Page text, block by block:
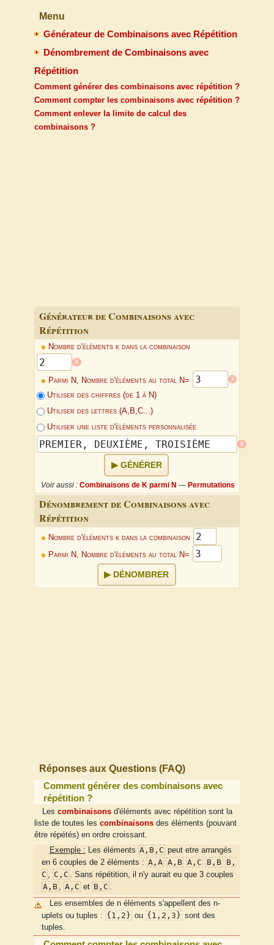
Menu
Générateur de Combinaisons avec Répétition
Dénombrement de Combinaisons avec
Répétition
Comment générer des combinaisons avec répétition ?
Comment compter les combinaisons avec répétition ?
Comment enlever la limite de calcul des
combinaisons ?
Générateur de Combinaisons avec
Répétition
Nombre d'éléments k dans la combinaison
x
Parmi N, Nombre d'éléments au total N=
x
Utiliser des chiffres (de 1 à N)
Utiliser des lettres (A,B,C...)
Utiliser une liste d'éléments personnalisée
x
GÉNÉRER
Voir aussi : Combinaisons de K parmi N — Permutations
Dénombrement de Combinaisons avec
Répétition
Nombre d'éléments k dans la combinaison
Parmi N, Nombre d'éléments au total N=
DÉNOMBRER
Réponses aux Questions (FAQ)
Comment générer des combinaisons avec
répétition ?
Les combinaisonsd'éléments avec répétition sont la
liste de toutes les combinaisons des éléments (pouvant
être répétés) en ordre croissant.
Exemple : Les éléments A,B,Cpeut etre arrangés
en 6 couples de 2 éléments : A,A A,B A,C B,B B,
C
C,C . Sans répétition, il n'y aurait eu que 3 couples
A,B A,C et B,C
Les ensembles de n éléments s'appellent des n-
uplets ou tuples : {1,2} ou {1,2,3} sont des
tuples.